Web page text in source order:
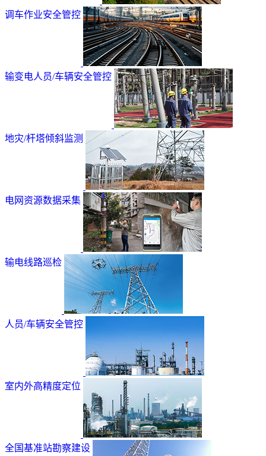
调车作业安全管控
输变电人员/车辆安全管控
地灾/杆塔倾斜监测
电网资源数据采集
输电线路巡检
人员/车辆安全管控
室内外高精度定位
全国基准站勘察建设